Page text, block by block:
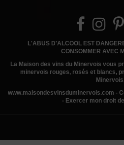
L'ABUS D'ALCOOL EST
CONSOMMER AVEC
La Maison des vins du Minervois vous
minervois rouges, rosés et blancs,
www.maisondesvinsduminervois.com -
- Exercer mon droit